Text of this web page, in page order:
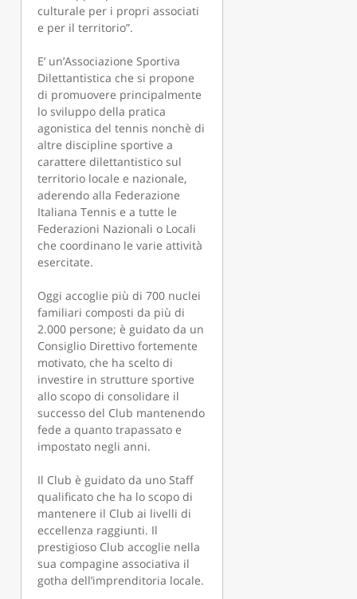
culturale per i propri associati
e per il territorio”.
E’ un’Associazione Sportiva
Dilettantistica che si propone
di promuovere principalmente
lo sviluppo della pratica
agonistica del tennis nonchè di
altre discipline sportive a
carattere dilettantistico sul
territorio locale e nazionale,
aderendo alla Federazione
Italiana Tennis e a tutte le
Federazioni Nazionali o Locali
che coordinano le varie attività
esercitate.
Oggi accoglie più di 700 nuclei
familiari composti da più di
2.000 persone; è guidato da un
Consiglio Direttivo fortemente
motivato, che ha scelto di
investire in strutture sportive
allo scopo di consolidare il
successo del Club mantenendo
fede a quanto trapassato e
impostato negli anni.
Il Club è guidato da uno Staff
qualificato che ha lo scopo di
mantenere il Club ai livelli di
eccellenza raggiunti. Il
prestigioso Club accoglie nella
sua compagine associativa il
gotha dell’imprenditoria locale.